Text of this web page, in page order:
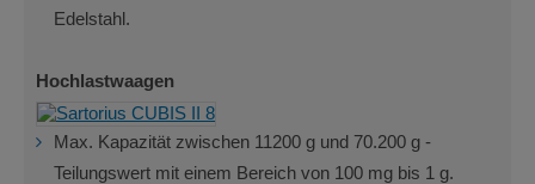
Edelstahl.
Hochlastwaagen
Max. Kapazität zwischen 11200 g und 70.200 g -
Teilungswert mit einem Bereich von 100 mg bis 1 g.